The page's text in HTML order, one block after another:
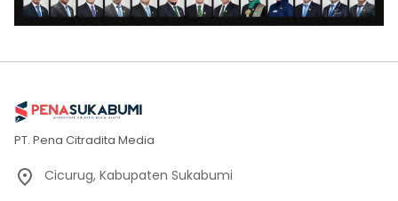
PT. Pena Citradita Media
Cicurug, Kabupaten Sukabumi